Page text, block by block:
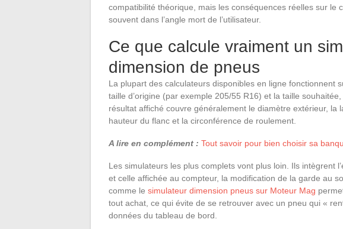
compatibilité théorique, mais les conséquences réelles sur le
souvent dans l’angle mort de l’utilisateur.
Ce que calcule vraiment un
dimension de pneus
La plupart des calculateurs disponibles en ligne fonctionnent
taille d’origine (par exemple 205/55 R16) et la taille
résultat affiché couvre généralement le diamètre extérieur, la
hauteur du flanc et la circonférence de roulement.
A lire en complément : Tout savoir pour bien choisir sa
Les simulateurs les plus complets vont plus loin. Ils intègrent
et celle affichée au compteur, la modification de la garde au
comme le simulateur dimension pneus sur Moteur Mag
tout achat, ce qui évite de se retrouver avec un pneu qui «
données du tableau de bord.